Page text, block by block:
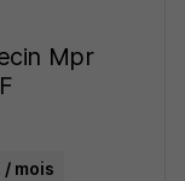
Mpr
mois